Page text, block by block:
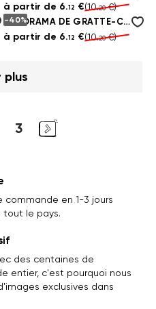
à partir de 6.12 €(10.20€)
-40% PANORAMA DE GRATTE-CIEL EN OR
à partir de 6.12 €(10.20€)
plus
3
commande en 1-3 jours
le pays.
des centaines de
entier, c'est pourquoi nous
exclusives dans